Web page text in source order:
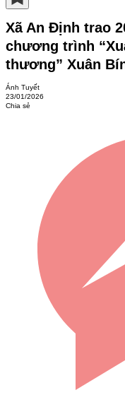
Xã An Định trao
chương trình
thương” Xuân
Ánh Tuyết
23/01/2026
Chia sẻ